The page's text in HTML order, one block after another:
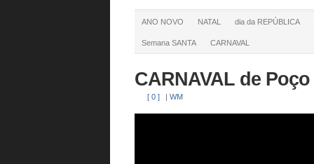
ANO NOVO NATAL dia da REPÚBLICA
Semana SANTA CARNAVAL
CARNAVAL de
[ 0 ] | WM